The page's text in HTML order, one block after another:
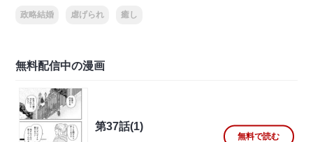
政略結婚 虐げられ 癒し
無料配信中の漫画
第37話(1)
無料で読む